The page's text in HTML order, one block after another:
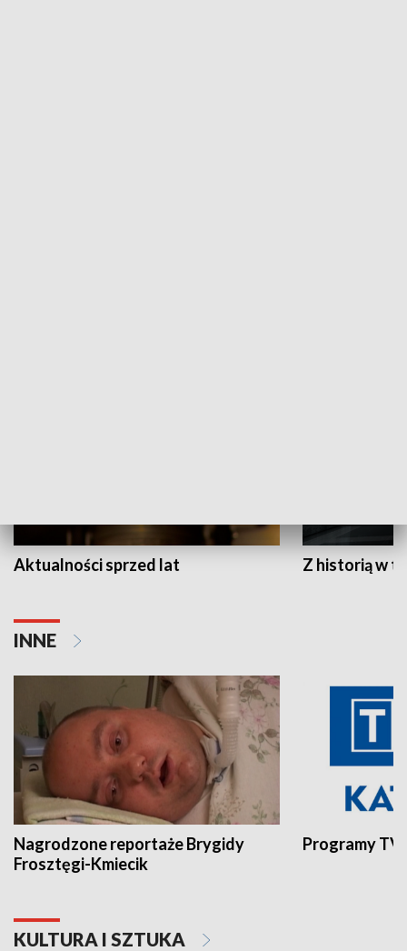
Aktualności sprzed lat Z historią w
INNE
Nagrodzone reportaże Brygidy
Frosztęgi-Kmiecik
Programy
KULTURA I SZTUKA